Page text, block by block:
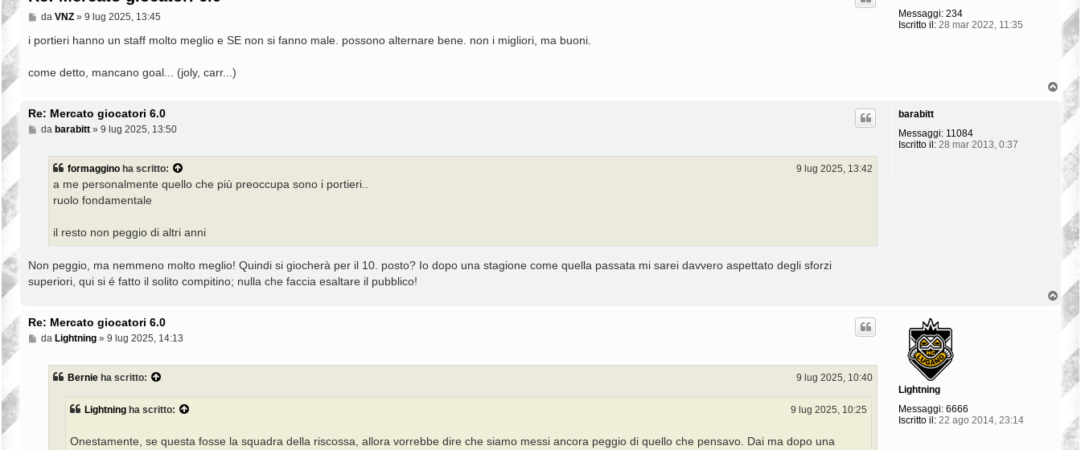
Messaggi: 234
Iscritto il: 28 mar 2022, 11:35
M
s
g
da VNZ» 9 lug 2025, 13:45
i portieri hanno un staff molto meglio e SE non si fanno male. possono alternare bene. non i migliori, ma buoni.
come detto, mancano goal... (joly, carr...)
barabitt
Messaggi: 11084
Iscritto il: 28 mar 2013, 0:37
Re: Mercato giocatori 6.0
M
da barabitt» 9 lug 2025, 13:50
formaggino ha scritto: 9 lug 2025, 13:42
a me personalmente quello che più preoccupa sono i portieri..
ruolo fondamentale
il resto non peggio di altri anni
Non peggio, ma nemmeno molto meglio! Quindi si giocherà per il 10. posto? Io dopo una stagione come quella passata mi sarei davvero aspettato degli sforzi
superiori, qui si é fatto il solito compitino; nulla che faccia esaltare il pubblico!
T
Lightning
Messaggi: 6666
Iscritto il: 22 ago 2014, 23:14
Re: Mercato giocatori 6.0
M
da Lightning» 9 lug 2025, 14:13
Bernie ha scritto: 9 lug 2025, 10:40
Lightning ha scritto: 9 lug 2025, 10:25
Onestamente, se questa fosse la squadra della riscossa, allora vorrebbe dire che siamo messi ancora peggio di quello che pensavo. Dai ma dopo una